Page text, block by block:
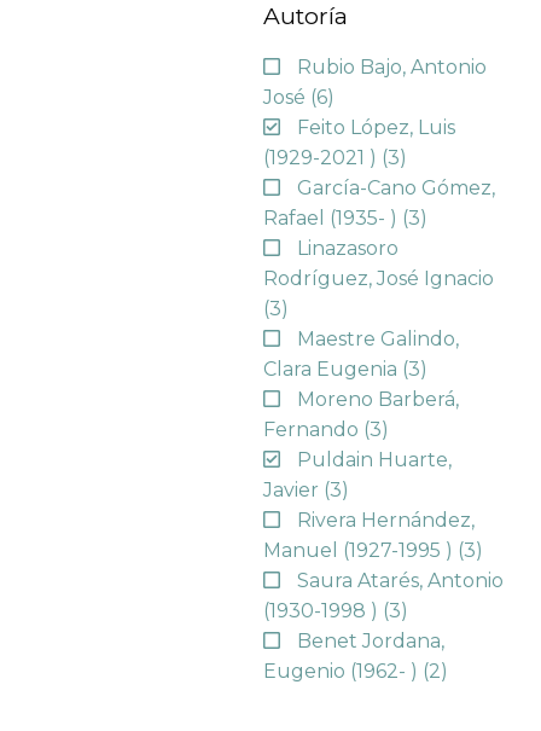
Autoría
Rubio Bajo, Antonio
José (6)
Feito López, Luis
(1929-2021 ) (3)
García-Cano Gómez,
Rafael (1935- ) (3)
Linazasoro
Rodríguez, José Ignacio
(3)
Maestre Galindo,
Clara Eugenia (3)
Moreno Barberá,
Fernando (3)
Puldain Huarte,
Javier (3)
Rivera Hernández,
Manuel (1927-1995 ) (3)
Saura Atarés, Antonio
(1930-1998 ) (3)
Benet Jordana,
Eugenio (1962- ) (2)